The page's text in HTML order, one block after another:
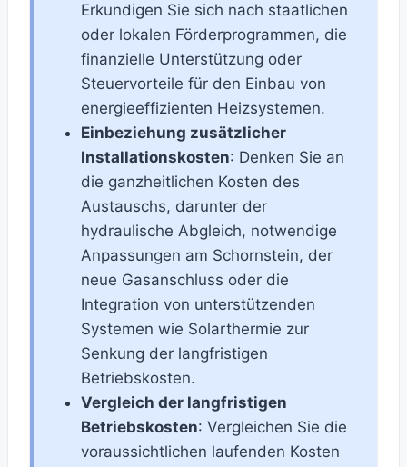
Erkundigen Sie sich nach staatlichen
oder lokalen Förderprogrammen, die
finanzielle Unterstützung oder
Steuervorteile für den Einbau von
energieeffizienten Heizsystemen.
Einbeziehung zusätzlicher
Installationskosten: Denken Sie an
die ganzheitlichen Kosten des
Austauschs, darunter der
hydraulische Abgleich, notwendige
Anpassungen am Schornstein, der
neue Gasanschluss oder die
Integration von unterstützenden
Systemen wie Solarthermie zur
Senkung der langfristigen
Betriebskosten.
Vergleich der langfristigen
Betriebskosten: Vergleichen Sie die
voraussichtlichen laufenden Kosten